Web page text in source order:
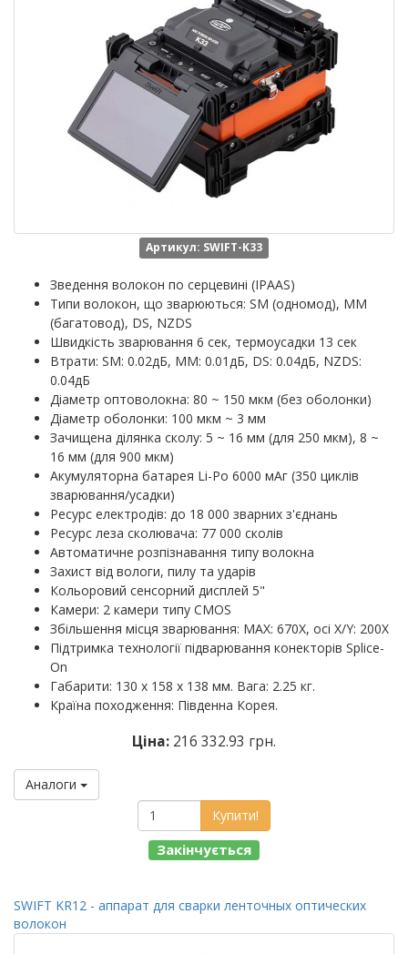
Артикул: SWIFT-K33
Зведення волокон по серцевині (IPAAS)
Типи волокон, що зварюються: SM (одномод), MM
(багатовод), DS, NZDS
Швидкість зварювання 6 сек, термоусадки 13 сек
Втрати: SM: 0.02дБ, MM: 0.01дБ, DS: 0.04дБ, NZDS:
0.04дБ
Діаметр оптоволокна: 80 ~ 150 мкм (без оболонки)
Діаметр оболонки: 100 мкм ~ 3 мм
Зачищена ділянка сколу: 5 ~ 16 мм (для 250 мкм), 8 ~
16 мм (для 900 мкм)
Акумуляторна батарея Li-Po 6000 мАг (350 циклів
зварювання/усадки)
Ресурс електродів: до 18 000 зварних з'єднань
Ресурс леза сколювача: 77 000 сколів
Автоматичне розпізнавання типу волокна
Захист від вологи, пилу та ударів
Кольоровий сенсорний дисплей 5"
Камери: 2 камери типу CMOS
Збільшення місця зварювання: MAX: 670X, осі X/Y: 200X
Підтримка технології підварювання конекторів Splice-
On
Габарити: 130 х 158 х 138 мм. Вага: 2.25 кг.
Країна походження: Південна Корея.
Ціна: 216 332.93 грн.
Аналоги
Купити!
Закінчується
SWIFT KR12 - аппарат для сварки ленточных оптических
волокон